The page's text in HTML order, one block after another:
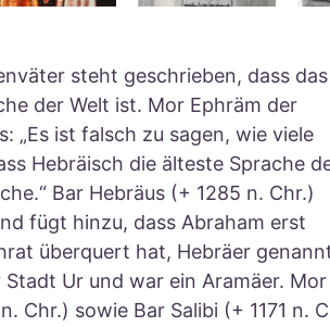
steht geschrieben, dass das
der Welt ist. Mor Ephräm der
„Es ist falsch zu sagen, wie viele
Hebräisch die älteste Sprache
Bar Hebräus (+ 1285 n. Chr.)
fügt hinzu, dass Abraham erst
überquert hat, Hebräer
Ur und war ein Aramäer. Mor
Chr.) sowie Bar Salibi (+ 1171 n.